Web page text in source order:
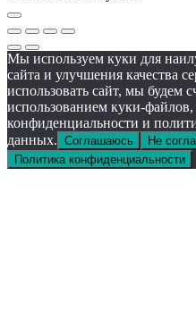
Мы используем куки для
сайта и улучшения качества
использовать сайт, мы будем
использованием куки-
конфиденциальности и
данных. Соглашаюсь
Не
Политика конфиденциальности